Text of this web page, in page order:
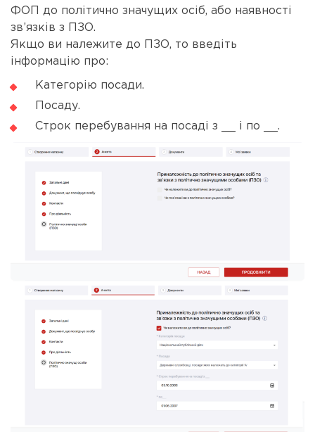
ФОП до політично значущих осіб, або наявності
зв’язків з ПЗО.
Якщо ви належите до ПЗО, то введіть
інформацію про:
Категорію посади.
Посаду.
Строк перебування на посаді з __ і по __.